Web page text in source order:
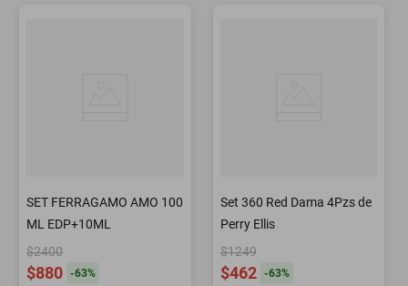
SET FERRAGAMO AMO 100
ML EDP+10ML
$2400
$880 -63%
Set 360 Red Dama 4Pzs de
Perry Ellis
$1249
$462 -63%